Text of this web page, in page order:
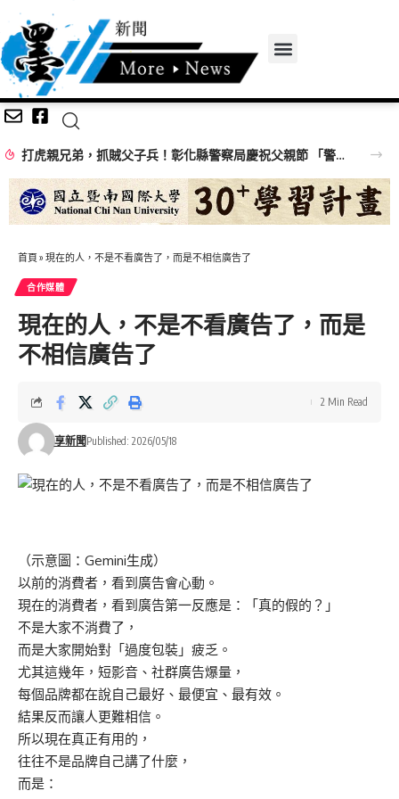
打虎親兄弟，抓賊父子兵！彰化縣警察局慶祝父親節 「警察父子、父女檔」 同台接受「全身大臨檢」按摩笑翻全場
首頁 » 現在的人，不是不看廣告了，而是不相信廣告了
合作媒體
現在的人，不是不看廣告了，而是
不相信廣告了
享新聞 Published: 2026/05/18
2 Min Read
（示意圖：Gemini生成）
以前的消費者，看到廣告會心動。
現在的消費者，看到廣告第一反應是：「真的假的？」
不是大家不消費了，
而是大家開始對「過度包裝」疲乏。
尤其這幾年，短影音、社群廣告爆量，
每個品牌都在說自己最好、最便宜、最有效。
結果反而讓人更難相信。
所以現在真正有用的，
往往不是品牌自己講了什麼，
而是：